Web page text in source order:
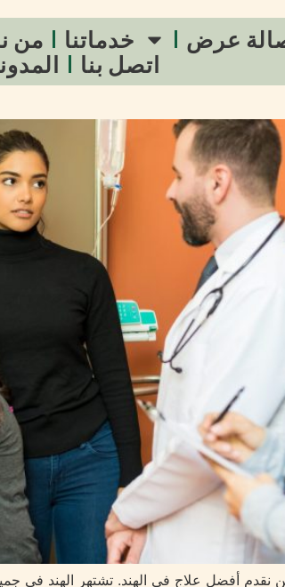
من خدماتنا
عرض
اتصل بنا
أفضل علاج في الهند. تشتهر الهند في